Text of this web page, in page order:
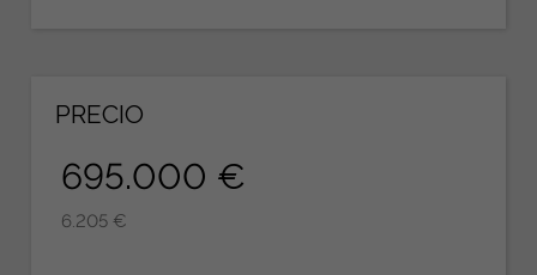
PRECIO
695.000 €
6.205 €